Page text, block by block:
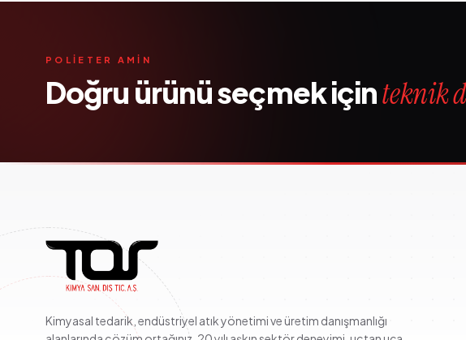
POLİETER AMİN
Doğru ürünü seçmek içinteknik
Kimyasal tedarik, endüstriyel atık yönetimi ve üretim danışmanlığı